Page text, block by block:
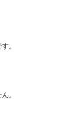
。
。